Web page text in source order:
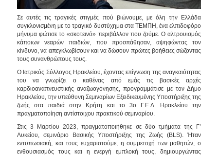
ΔΗΜΟΤΗΣ
ΕΠΙΣΚΕΠΤΗΣ
ΗΡΑΚΛΕΙΟ
Σε αυτές τις τραγικές στιγμές πού βιώνουμε, με όλη την Ελλάδα
συγκλονισμένη με το τραγικό δυστύχημα στα ΤΕΜΠΗ, ένα ελπιδοφόρο
μήνυμα φώτισε το «σκοτεινό» περιβάλλον που ζούμε. Ο αλτρουισμός
κάποιων νεαρών παιδιών, που προσπάθησαν, αψηφώντας τον
κίνδυνο, να απεγκλωβίσουν και να δώσουν πρώτες βοήθειες σώζοντας
τους συνανθρώπους τους.
Ο Ιατρικός Σύλλογος Ηρακλείου, έχοντας επίγνωση της αναγκαιότητας
του να γνωρίζει ο καθένας από εμάς τις βασικές αρχές
καρδιοαναπνευστικής αναζωογόνησης, προγραμμάτισε με τον Δήμο
Ηρακλείου, την υπεύθυνη Σεμιναρίων Εξειδικευμένης Υποστήριξης της
ζωής στα παιδιά στην Κρήτη και το 3ο Γ.Ε.Λ. Ηρακλείου την
πραγματοποίηση αντίστοιχου πρακτικού σεμιναρίου.
Στις 3 Μαρτίου 2023, πραγματοποιήθηκε σε δύο τμήματα της Γ’
Λυκείου, σεμινάριο Βασικής Υποστήριξης της Ζωής (BLS). Ήταν
εντυπωσιακή, και τους ευχαριστούμε, η συμμετοχή των μαθητών, ο
ενθουσιασμός τους και η ενεργή εμπλοκή τους, δημιουργώντας